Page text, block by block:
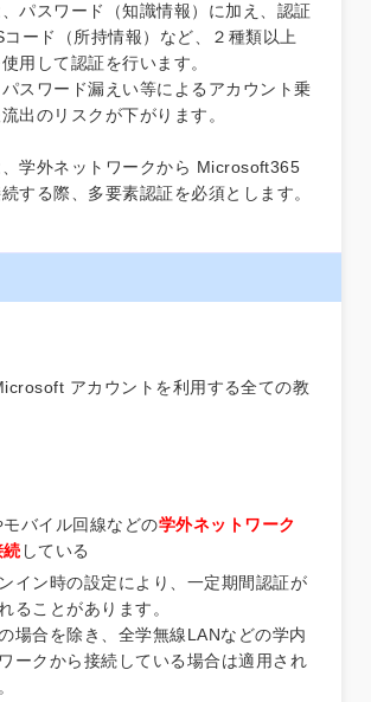
パスワード（知識情報）に加え、認証
コード（所持情報）など、２種類以上
用して認証を行います。
スワード漏えい等によるアカウント乗
出のリスクが下がります。
学外ネットワークから Microsoft365
する際、多要素認証を必須とします。
アカウントを利用する全ての教
モバイル回線などの学外ネットワーク
続 している
イン時の設定により、一定期間認証が
ることがあります。
場合を除き、全学無線LANなどの学内
ークから接続している場合は適用され